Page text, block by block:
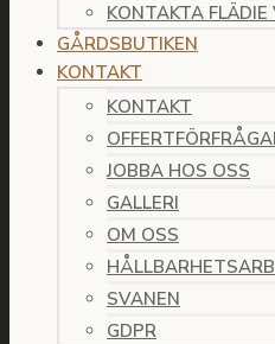
KONTAKTA
GÅRDSBUTIKEN
KONTAKT
KONTAKT
JOBBA HOS OSS
GALLERI
OM OSS
SVANEN
GDPR